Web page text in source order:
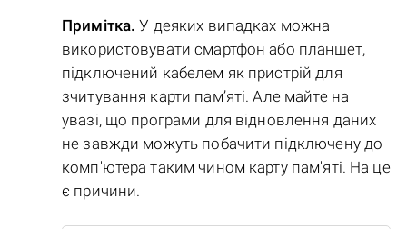
Примітка. У деяких випадках можна
використовувати смартфон або планшет,
підключений кабелем як пристрій для
зчитування карти пам’яті. Але майте на
увазі, що програми для відновлення даних
не завжди можуть побачити підключену до
комп'ютера таким чином карту пам'яті. На це
є причини.